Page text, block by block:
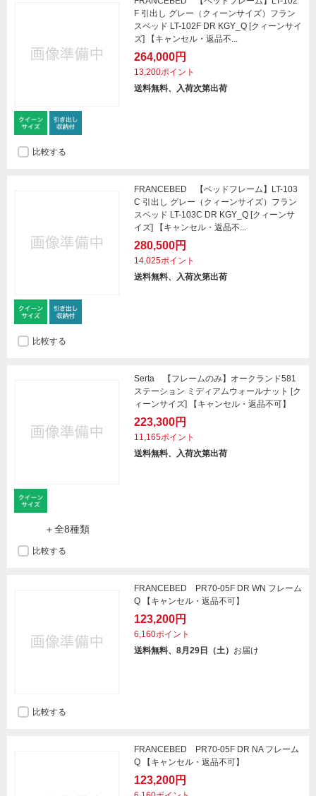
F 引出し グレー（クィーンサイズ）フラン
スベッド LT-102F DR KGY_Q [クィーンサイ
ズ] 【キャンセル・返品不...
264,000円
13,200ポイント
送料無料、入荷次第出荷
比較する
FRANCEBED 【ベッドフレーム】LT-103
C 引出し グレー（クィーンサイズ）フラン
スベッド LT-103C DR KGY_Q [クィーンサ
イズ] 【キャンセル・返品不...
280,500円
14,025ポイント
送料無料、入荷次第出荷
比較する
＋全8種類
Serta 【フレームのみ】オークランド581
ステーション ミディアムウォールナット [ク
ィーンサイズ] 【キャンセル・返品不可】
223,300円
11,165ポイント
送料無料、入荷次第出荷
比較する
FRANCEBED PR70-05F DR WN フレーム
Q 【キャンセル・返品不可】
123,200円
6,160ポイント
送料無料、8月29日（土） お届け
比較する
FRANCEBED PR70-05F DR NA フレーム
Q 【キャンセル・返品不可】
123,200円